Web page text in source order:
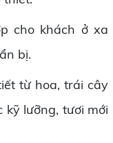
cho khách ở xa
bị.
từ hoa, trái cây
kỹ lưỡng, tươi mới